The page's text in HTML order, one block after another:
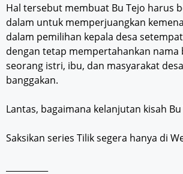
Hal tersebut membuat Bu Tejo harus
dalam untuk memperjuangkan
dalam pemilihan kepala desa
dengan tetap mempertahankan nama
seorang istri, ibu, dan masyarakat
banggakan.
Lantas, bagaimana kelanjutan kisah Bu
Saksikan series Tilik segera hanya di